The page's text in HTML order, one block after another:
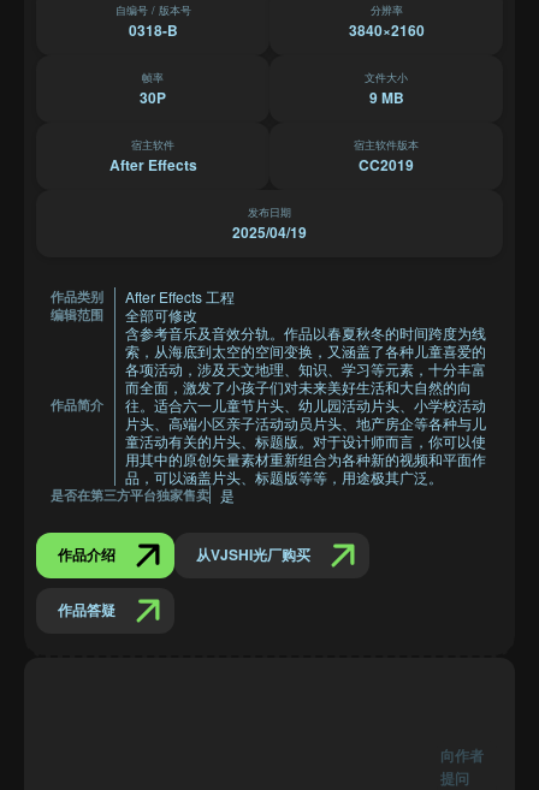
自编号 / 版本号
0318-B
分辨率
3840×2160
帧率
30P
文件大小
9 MB
宿主软件
After Effects
宿主软件版本
CC2019
发布日期
2025/04/19
作品类别 After Effects 工程
编辑范围 全部可修改
作品简介
含参考音乐及音效分轨。作品以春夏秋冬的时间跨度为线
索，从海底到太空的空间变换，又涵盖了各种儿童喜爱的
各项活动，涉及天文地理、知识、学习等元素，十分丰富
而全面，激发了小孩子们对未来美好生活和大自然的向
往。适合六一儿童节片头、幼儿园活动片头、小学校活动
片头、高端小区亲子活动动员片头、地产房企等各种与儿
童活动有关的片头、标题版。对于设计师而言，你可以使
用其中的原创矢量素材重新组合为各种新的视频和平面作
品，可以涵盖片头、标题版等等，用途极其广泛。
是否在第三方平台独家售卖 是
作品介绍 从VJSHI光厂购买
作品答疑
向作者
提问